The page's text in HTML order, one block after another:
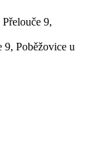
9,
9, Poběžovice u